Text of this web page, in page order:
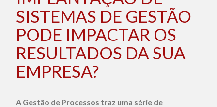
SISTEMAS DE GESTÃO
PODE IMPACTAR OS
RESULTADOS DA SUA
EMPRESA?
A Gestão de Processos traz uma série de